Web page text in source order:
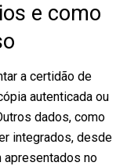
e como
a certidão de
autenticada ou
dados, como
integrados, desde
no